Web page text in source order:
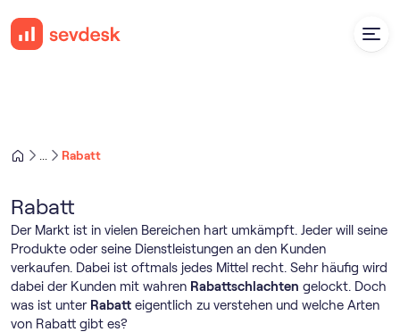
Rabatt
Rabatt
Der Markt ist in vielen Bereichen hart umkämpft. Jeder will seine
Produkte oder seine Dienstleistungen an den Kunden
verkaufen. Dabei ist oftmals jedes Mittel recht. Sehr häufig wird
dabei der Kunden mit wahren Rabattschlachten gelockt. Doch
was ist unter Rabatt eigentlich zu verstehen und welche Arten
von Rabatt gibt es?